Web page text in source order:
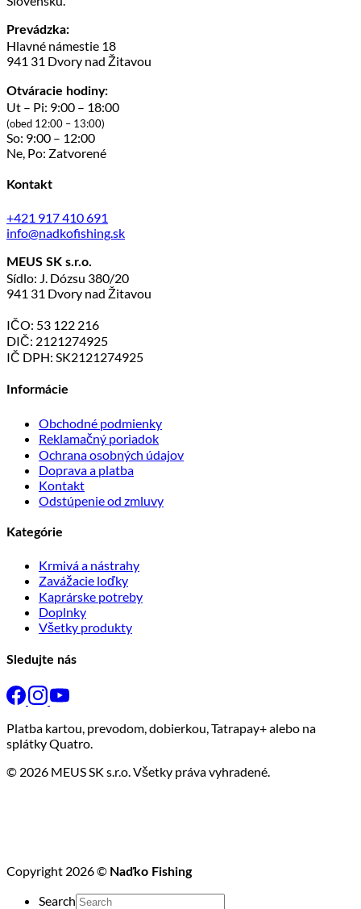
Prevádzka:
Hlavné námestie 18
941 31 Dvory nad Žitavou
Otváracie hodiny:
Ut – Pi: 9:00 – 18:00
(obed 12:00 – 13:00)
So: 9:00 – 12:00
Ne, Po: Zatvorené
Kontakt
+421 917 410 691
info@nadkofishing.sk
MEUS SK s.r.o.
Sídlo: J. Dózsu 380/20
941 31 Dvory nad Žitavou
IČO: 53 122 216
DIČ: 2121274925
IČ DPH: SK2121274925
Informácie
Obchodné podmienky
Reklamačný poriadok
Ochrana osobných údajov
Doprava a platba
Kontakt
Odstúpenie od zmluvy
Kategórie
Krmivá a nástrahy
Zavážacie loďky
Kaprárske potreby
Doplnky
Všetky produkty
Sledujte nás
Platba kartou, prevodom, dobierkou, Tatrapay+ alebo na
splátky Quatro.
© 2026 MEUS SK s.r.o. Všetky práva vyhradené.
Copyright 2026 © Naďko Fishing
Search